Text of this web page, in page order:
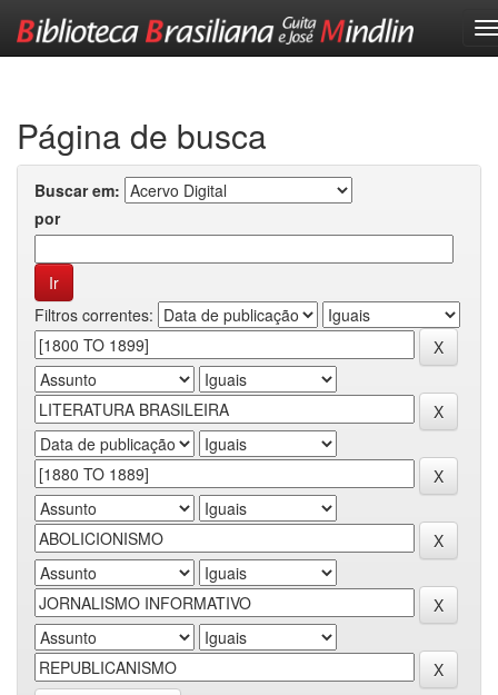
Página de busca
Buscar em:
por
Filtros correntes: